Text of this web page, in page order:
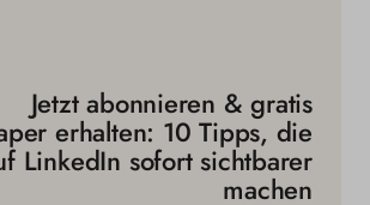
Jetzt abonnieren & gratis
erhalten: 10 Tipps, die
LinkedIn sofort sichtbarer
machen